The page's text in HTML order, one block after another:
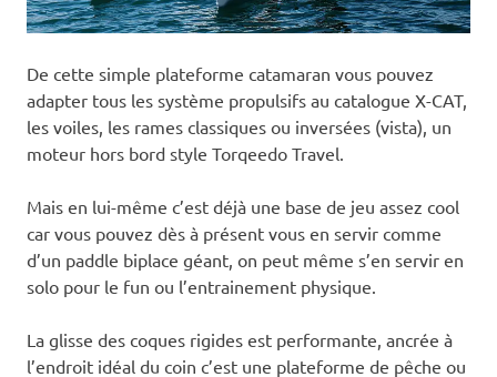
De cette simple plateforme catamaran vous pouvez
adapter tous les système propulsifs au catalogue X-CAT,
les voiles, les rames classiques ou inversées (vista), un
moteur hors bord style Torqeedo Travel.
Mais en lui-même c’est déjà une base de jeu assez cool
car vous pouvez dès à présent vous en servir comme
d’un paddle biplace géant, on peut même s’en servir en
solo pour le fun ou l’entrainement physique.
La glisse des coques rigides est performante, ancrée à
l’endroit idéal du coin c’est une plateforme de pêche ou